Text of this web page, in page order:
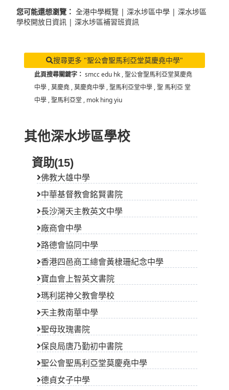
您可能還想瀏覽： 全港中學概覽 | 深水埗區中學 | 深水埗區
學校開放日資訊 | 深水埗區補習班資訊
搜尋更多 "聖公會聖馬利亞堂莫慶堯中學"
此頁搜尋關鍵字： smcc edu hk ,聖公會聖馬利亞堂莫慶堯
中學 ,莫慶堯 ,莫慶堯中學 ,聖馬利亞堂中學 ,聖 馬利亞 堂
中學 ,聖馬利亞堂 , mok hing yiu
其他深水埗區學校
資助(15)
佛教大雄中學
中華基督教會銘賢書院
長沙灣天主教英文中學
廠商會中學
路德會協同中學
香港四邑商工總會黃棣珊紀念中學
寶血會上智英文書院
瑪利諾神父教會學校
天主教南華中學
聖母玫瑰書院
保良局唐乃勤初中書院
聖公會聖馬利亞堂莫慶堯中學
德貞女子中學